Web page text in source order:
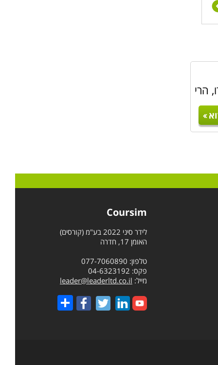
הרי
Coursim
לידר סיני 2022 בע"מ (קורסים)
האומן 17, חדרה
טלפון: 077-7060890
פקס: 04-6323192
מייל: leader@leaderltd.co.il
Share